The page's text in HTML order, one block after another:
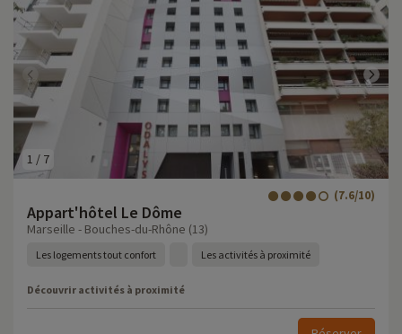
1 / 7
Appart'hôtel Le Dôme
(7.6/10)
Marseille - Bouches-du-Rhône (13)
Les logements tout confort Les activités à proximité
Découvrir activités à proximité